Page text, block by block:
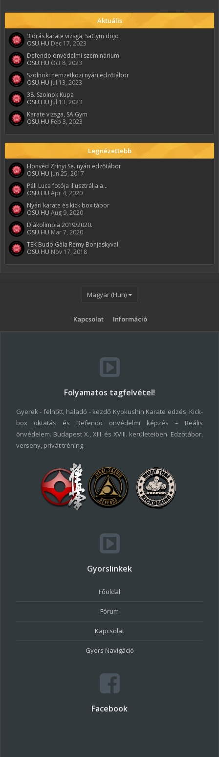
Aktuális
3 órás karate vizsga, SaGym dojo
OSU.HU Dec 17, 2023
Defendo önvédelmi szeminárium
OSU.HU Oct 8, 2023
Szolnoki nemzetközi nyári edzőtábor
OSU.HU Jul 13, 2023
38. Szolnok Kupa
OSU.HU Jul 13, 2023
Karate vizsga, SA Gym
OSU.HU Feb 3, 2023
Legnézettebb
Honvéd Zrínyi Se. nyári edzőtábor
OSU.HU Jun 25, 2017
Péli Luca fotója illusztrálja a...
OSU.HU Apr 4, 2020
Nyári karate és kick box tábor
OSU.HU Aug 9, 2020
Diákolimpia 2019/2020.
OSU.HU Mar 7, 2020
TEK Budo Gála Remy Bonjaskyval
OSU.HU Nov 17, 2018
Magyar (Hun)
Kapcsolat Információ
Folyamatos tagfelvétel!
Gyerek - felnőtt, haladó - kezdő Kyokushin Karate edzés, Kick-
box oktatás és Defendo önvédelmi képzés – Reális
önvédelem. Budapest X., XIII. és XVIII. kerületeiben. Edzőtábor,
verseny, privát tréning.
Gyorslinkek
Főoldal
Fórum
Kapcsolat
Gyors Navigáció
Facebook